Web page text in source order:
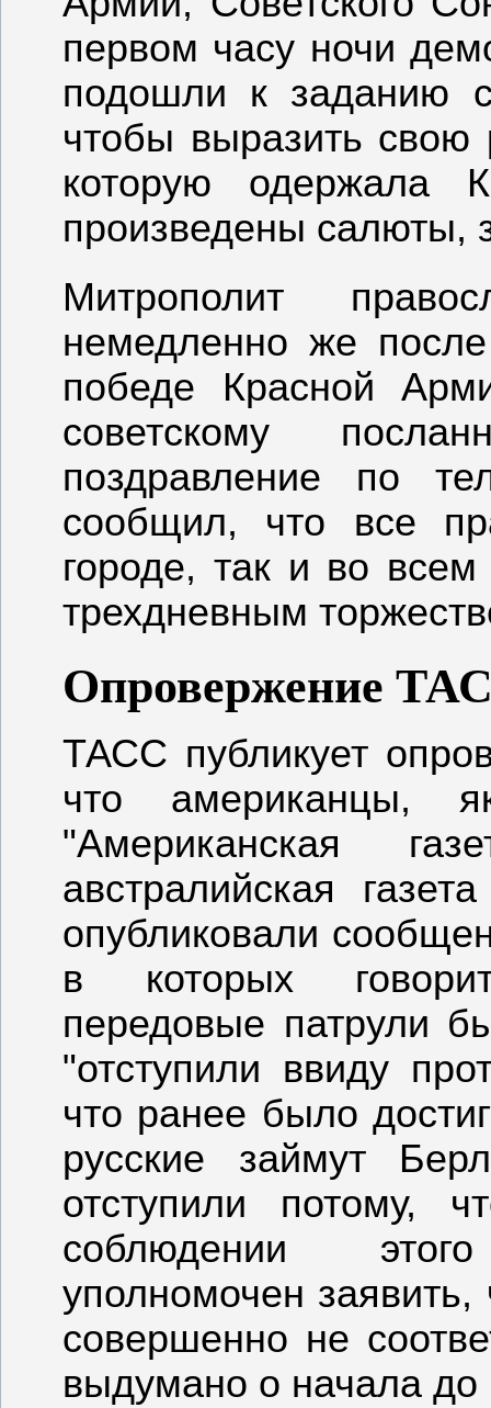
первом часу ночи
подошли к заданию
чтобы выразить
которую одержала
произведены салюты,
Митрополит
немедленно же
победе Красной
советскому
поздравление по
сообщил, что все
городе, так и во
трехдневным
Опровержение
ТАСС публикует
что американцы,
"Американская
австралийская
опубликовали
в которых
передовые патрули
"отступили ввиду
что ранее было
русские займут
отступили потому,
соблюдении
уполномочен
совершенно не
выдумано о начала до